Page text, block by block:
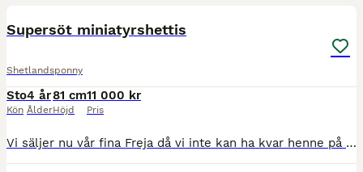
Supersöt miniatyrshettis
Shetlandsponny
Sto
Kön
4 år
Ålder
81 cm
Höjd
11 000 kr
Pris
Vi säljer nu vår fina Freja då vi inte kan ha kvar henne på grund av flytt. Hon är en shetlandsponny korsad med amerikansk miniatyrhäst. Nu är hon fyra år och har gått som sällskapshäst till vår andra